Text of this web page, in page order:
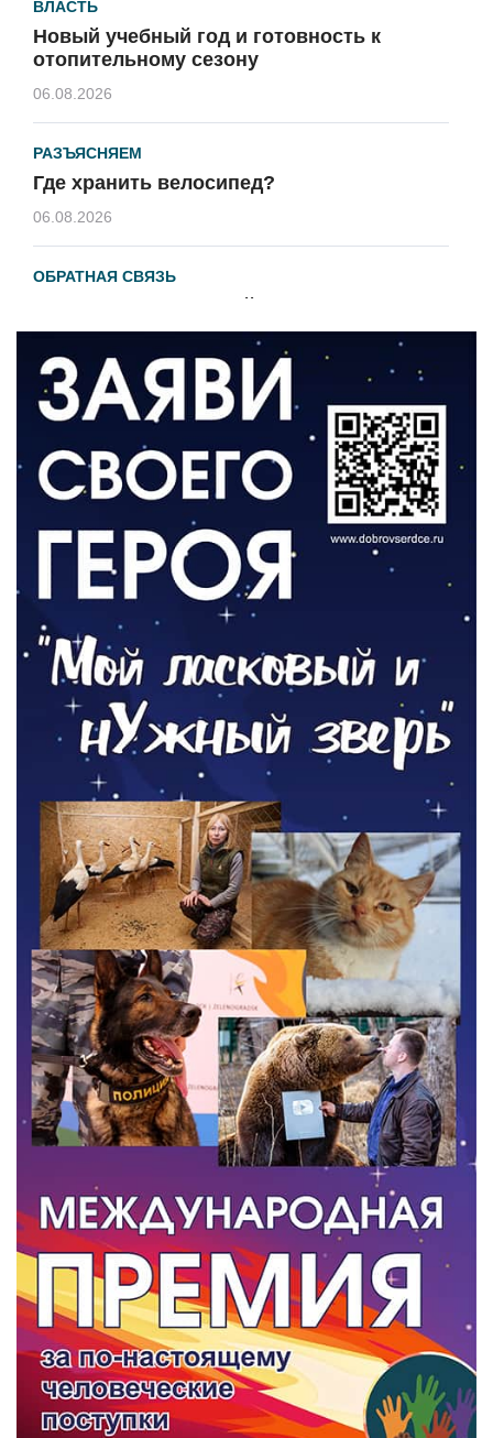
ВЛАСТЬ
Новый учебный год и готовность к
отопительному сезону
06.08.2026
РАЗЪЯСНЯЕМ
Где хранить велосипед?
06.08.2026
ОБРАТНАЯ СВЯЗЬ
ВЛАСТЬ
День памяти и «Симфония народов»
06.08.2026
Новый настил на экотропе
05.08.2026